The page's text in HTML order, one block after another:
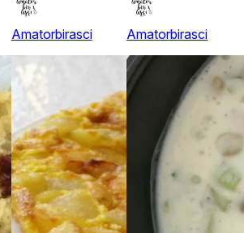
Amatorbirasci Amatorbirasci